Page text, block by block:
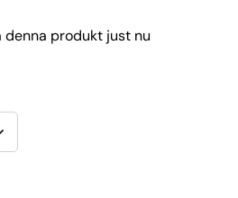
produkt just nu